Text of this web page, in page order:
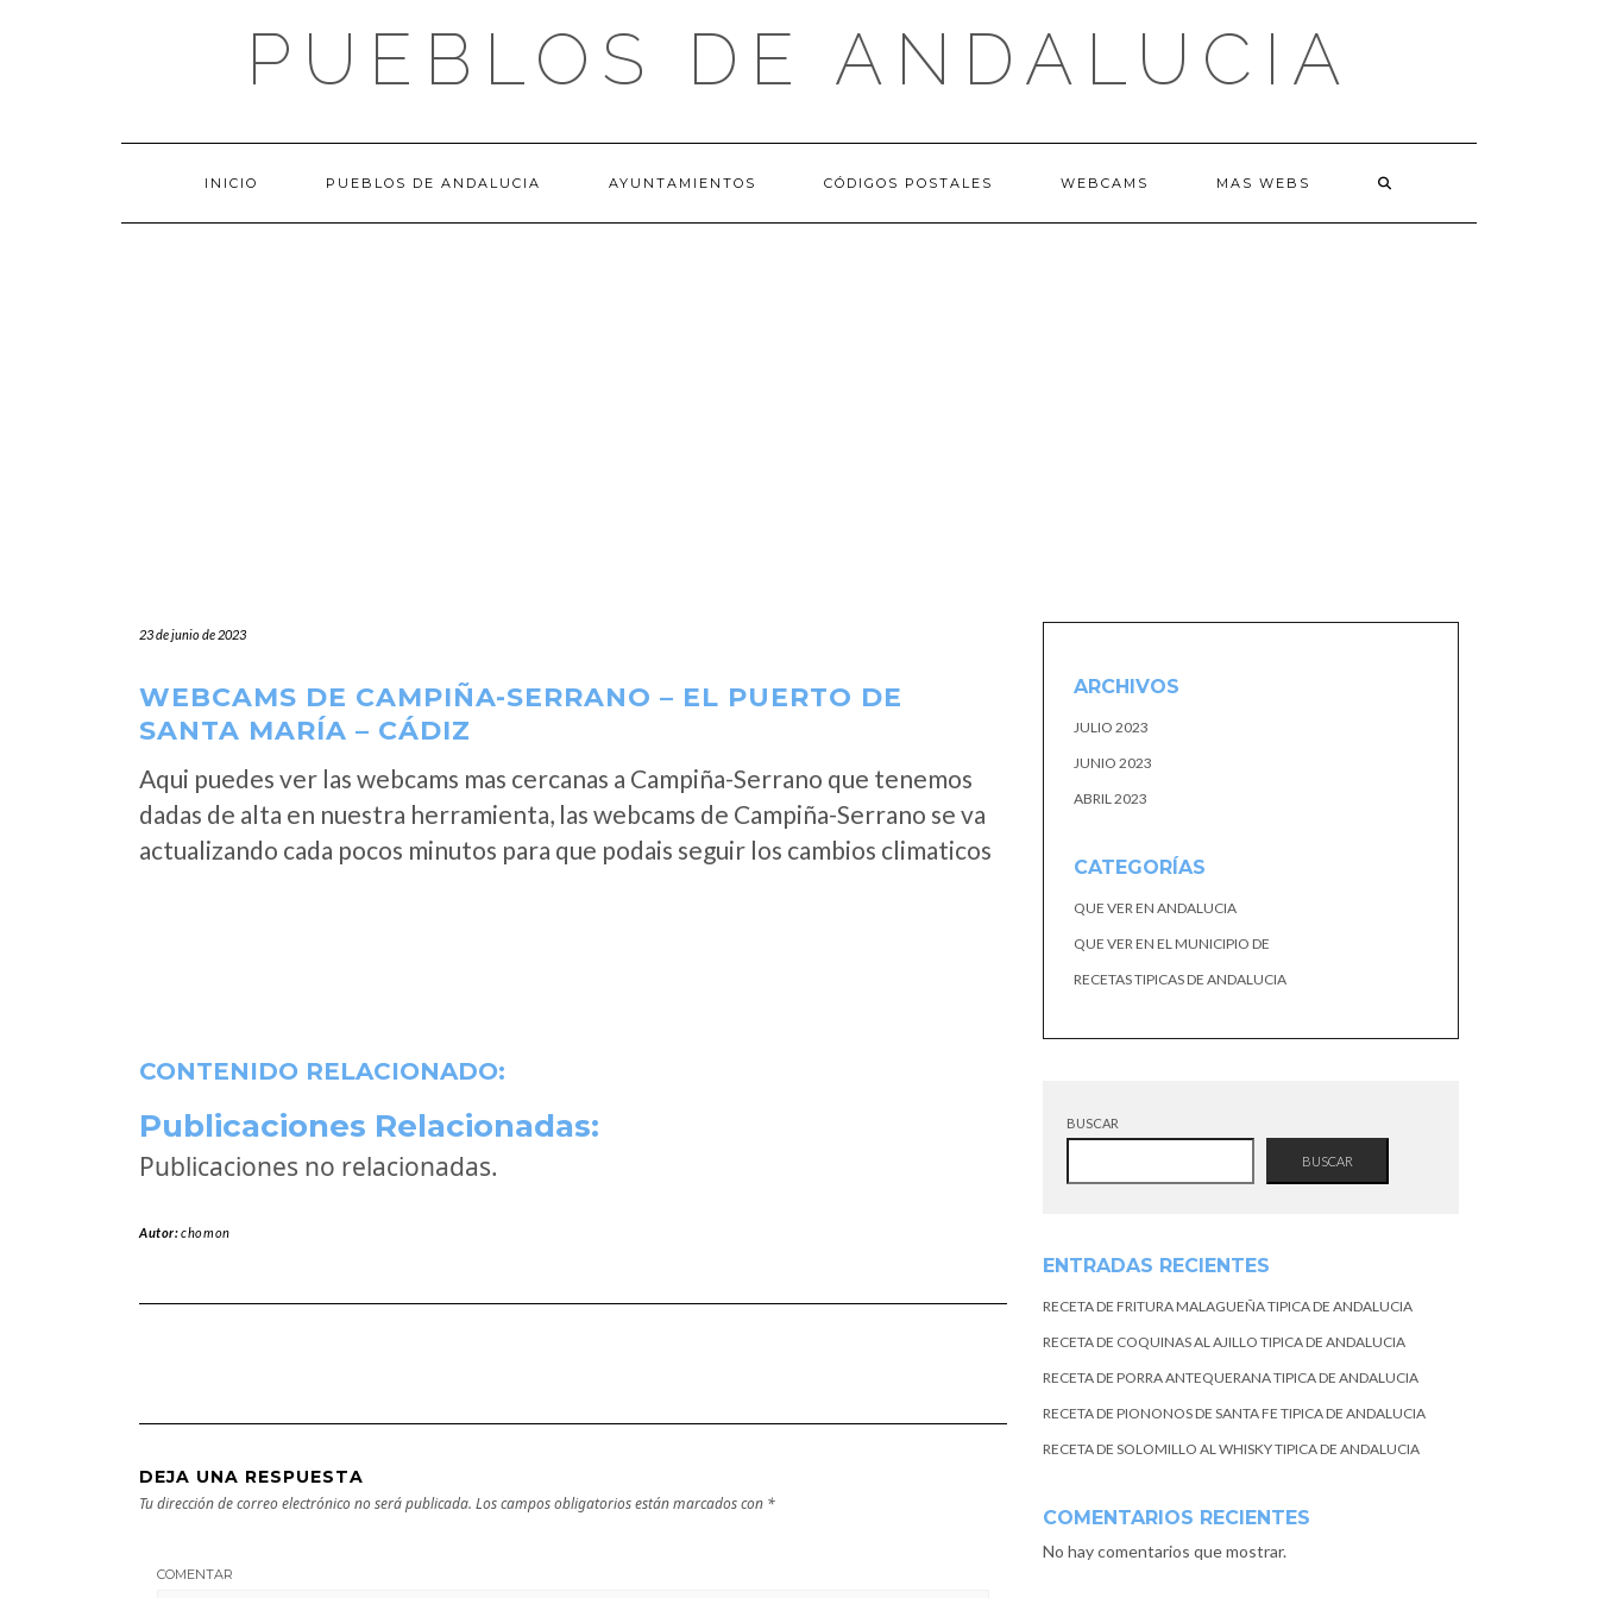
PUEBLOS DE ANDALUCIA
INICIO PUEBLOS DE ANDALUCIA AYUNTAMIENTOS CÓDIGOS POSTALES WEBCAMS MAS WEBS
23 de junio de 2023
WEBCAMS DE CAMPIÑA-SERRANO – EL PUERTO DE
SANTA MARÍA – CÁDIZ
Aqui puedes ver las webcams mas cercanas a Campiña-Serrano que tenemos
dadas de alta en nuestra herramienta, las webcams de Campiña-Serrano se va
actualizando cada pocos minutos para que podais seguir los cambios climaticos
CONTENIDO RELACIONADO:
Publicaciones Relacionadas:
Publicaciones no relacionadas.
Autor:chomon
DEJA UNA RESPUESTA
Tu dirección de correo electrónico no será publicada. Los campos obligatorios están marcados con *
COMENTAR
ARCHIVOS
JULIO 2023
JUNIO 2023
ABRIL 2023
CATEGORÍAS
QUE VER EN ANDALUCIA
QUE VER EN EL MUNICIPIO DE
RECETAS TIPICAS DE ANDALUCIA
BUSCAR
BUSCAR
ENTRADAS RECIENTES
RECETA DE FRITURA MALAGUEÑA TIPICA DE ANDALUCIA
RECETA DE COQUINAS AL AJILLO TIPICA DE ANDALUCIA
RECETA DE PORRA ANTEQUERANA TIPICA DE ANDALUCIA
RECETA DE PIONONOS DE SANTA FE TIPICA DE ANDALUCIA
RECETA DE SOLOMILLO AL WHISKY TIPICA DE ANDALUCIA
COMENTARIOS RECIENTES
No hay comentarios que mostrar.